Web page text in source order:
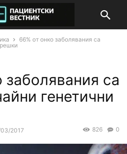
66% от онко заболявания са
заболявания са
генетични
2017 0
826